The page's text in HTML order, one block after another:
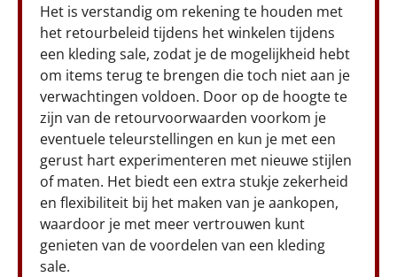
Het is verstandig om rekening te houden met
het retourbeleid tijdens het winkelen tijdens
een kleding sale, zodat je de mogelijkheid hebt
om items terug te brengen die toch niet aan je
verwachtingen voldoen. Door op de hoogte te
zijn van de retourvoorwaarden voorkom je
eventuele teleurstellingen en kun je met een
gerust hart experimenteren met nieuwe stijlen
of maten. Het biedt een extra stukje zekerheid
en flexibiliteit bij het maken van je aankopen,
waardoor je met meer vertrouwen kunt
genieten van de voordelen van een kleding
sale.